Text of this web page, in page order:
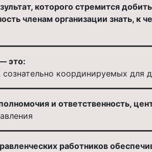
которого стремится
членам организации знать, к
это:
сознательно координируемых для
и ответственность,
работников